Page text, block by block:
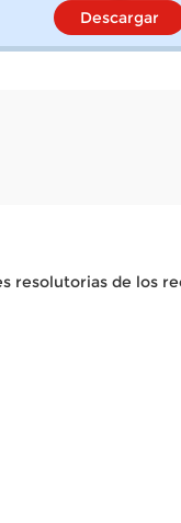
Descargar
resolutorias de los